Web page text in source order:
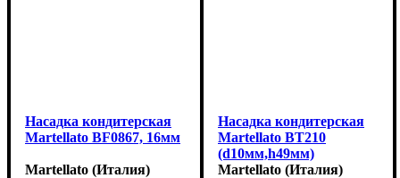
Насадка кондитерская
Martellato BF0867, 16мм
Martellato (Италия)
Насадка кондитерская
Martellato BT210
(d10мм,h49мм)
Martellato (Италия)